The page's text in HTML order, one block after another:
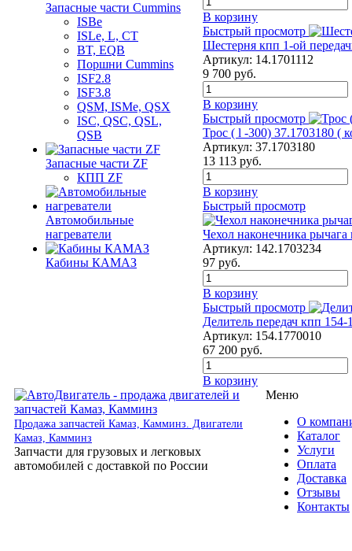
Запасные части Cummins
ISBe
ISLe, L, CT
BT, EQB
Поршни Cummins
ISF2.8
ISF3.8
QSM, ISMe, QSX
ISC, QSC, QSL,
QSB
Запасные части ZF
КПП ZF
Автомобильные
нагреватели
Кабины КАМАЗ
В корзину
Быстрый просмотр
Шестерня кпп 1-ой
Артикул: 14.1701112
9 700 руб.
В корзину
Быстрый просмотр
Трос ( l -300) 37.1703180 (
Артикул: 37.1703180
13 113 руб.
В корзину
Быстрый просмотр
Чехол наконечника
Артикул: 142.1703234
97 руб.
В корзину
Быстрый просмотр
Делитель передач кпп
Артикул: 154.1770010
67 200 руб.
В корзину
Продажа запчастей Камаз, Камминз. Двигатели
Камаз, Камминз
Запчасти для грузовых и легковых
автомобилей с доставкой по России
Меню
О
Каталог
Услуги
Оплата
Доставка
Отзывы
Контакты